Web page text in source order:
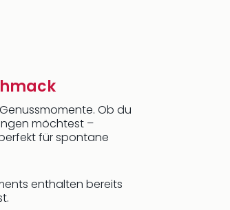
Ob du
möchtest –
für spontane
enthalten bereits